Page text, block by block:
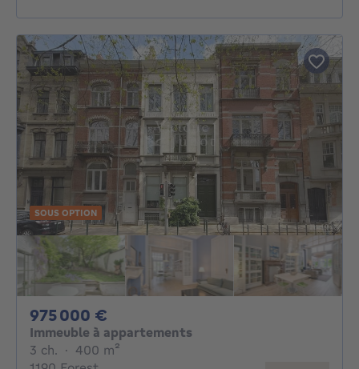
SOUS OPTION
975 000 €
Immeuble à appartements
3 ch. 3 chambres
· 400 m²